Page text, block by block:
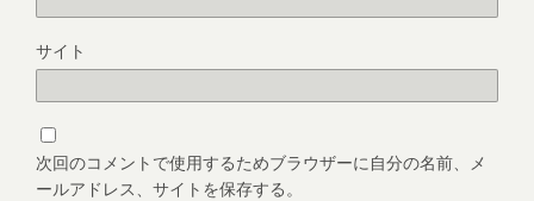
サイト
次回のコメントで使用するためブラウザーに自分の名前、メ
ールアドレス、サイトを保存する。